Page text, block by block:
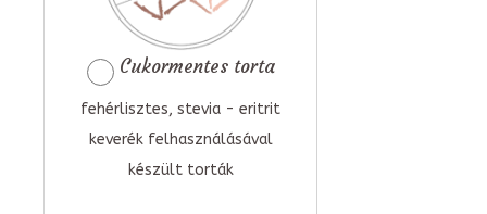
Cukormentes torta
fehérlisztes, stevia - eritrit
keverék felhasználásával
készült torták